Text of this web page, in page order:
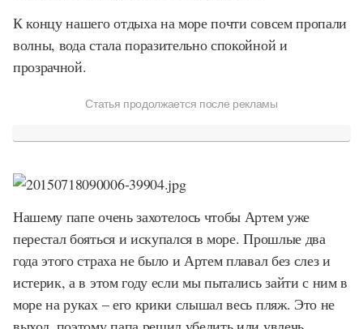
К концу нашего отдыха на море почти совсем пропали
волны, вода стала поразительно спокойной и
прозрачной.
Статья продолжается после рекламы
Нашему папе очень захотелось чтобы Артем уже
перестал бояться и искупался в море. Прошлые два
года этого страха не было и Артем плавал без слез и
истерик, а в этом году если мы пытались зайти с ним в
море на руках – его крики слышал весь пляж. Это не